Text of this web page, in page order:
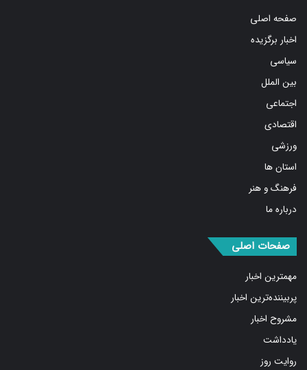
صفحه اصلی
اخبار برگزیده
سیاسی
بین الملل
اجتماعی
اقتصادی
ورزشی
استان ها
فرهنگ و هنر
درباره ما
صفحات اصلی
مهمترین اخبار
پربیننده‌ترین اخبار
مشروح اخبار
یادداشت
روایت روز